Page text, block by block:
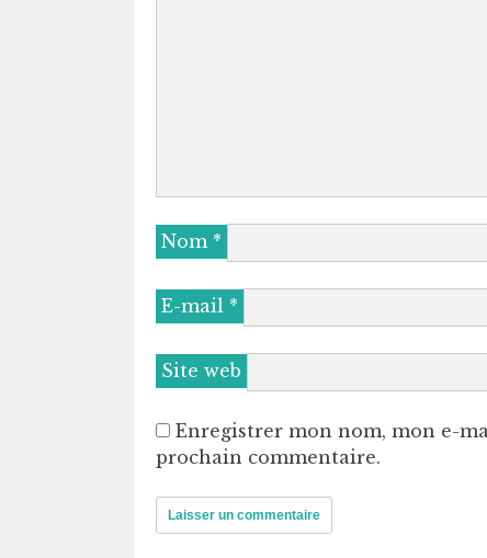
Nom *
E-mail *
Site web
Enregistrer mon nom, mon e-
prochain commentaire.